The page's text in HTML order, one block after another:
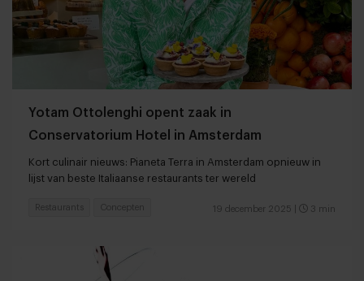
Yotam Ottolenghi opent zaak in
Conservatorium Hotel in Amsterdam
Kort culinair nieuws: Pianeta Terra in Amsterdam opnieuw in
lijst van beste Italiaanse restaurants ter wereld
19 december 2025 3 min
Restaurants Concepten